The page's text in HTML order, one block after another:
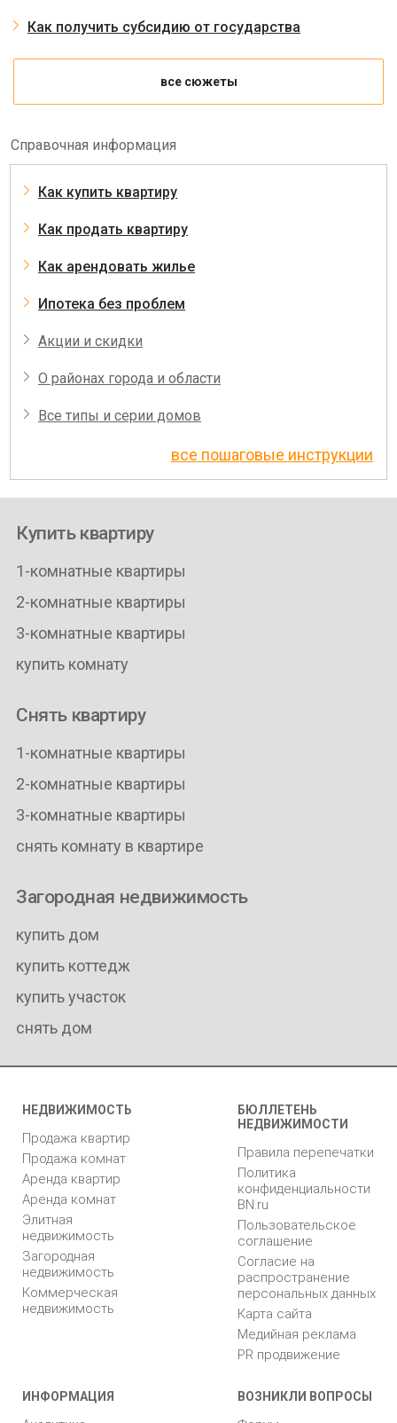
Как получить субсидию от государства
все сюжеты
Справочная информация
Как купить квартиру
Как продать квартиру
Как арендовать жилье
Ипотека без проблем
Акции и скидки
О районах города и области
Все типы и серии домов
все пошаговые инструкции
Купить квартиру
1-комнатные квартиры
2-комнатные квартиры
3-комнатные квартиры
купить комнату
Снять квартиру
1-комнатные квартиры
2-комнатные квартиры
3-комнатные квартиры
снять комнату в квартире
Загородная недвижимость
купить дом
купить коттедж
купить участок
снять дом
НЕДВИЖИМОСТЬ
Продажа квартир
Продажа комнат
Аренда квартир
Аренда комнат
Элитная
недвижимость
Загородная
недвижимость
Коммерческая
недвижимость
БЮЛЛЕТЕНЬ
НЕДВИЖИМОСТИ
Правила перепечатки
Политика
конфиденциальности
BN.ru
Пользовательское
соглашение
Согласие на
распространение
персональных данных
Карта сайта
Медийная реклама
PR продвижение
ИНФОРМАЦИЯ ВОЗНИКЛИ ВОПРОСЫ